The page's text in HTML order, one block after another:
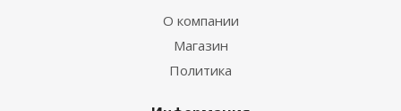
О компании
Магазин
Политика